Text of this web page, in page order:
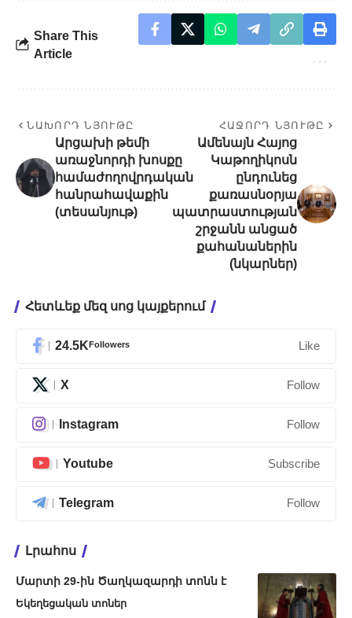
Share This
Article
ՆԱԽՈՐԴ ՆՅՈՒԹԸ
Արցախի թեմի
առաջնորդի խոսքը
համաժողովրդական
հանրահավաքին
(տեսանյութ)
ՀԱՋՈՐԴ ՆՅՈՒԹԸ
Ամենայն Հայոց
Կաթողիկոսն
ընդունեց
քառասնօրյա
պատրաստության
շրջանն անցած
քահանաներին
(նկարներ)
Հետևեք մեզ սոց կայքերում
24.5K Followers Like
X Follow
Instagram Follow
Youtube Subscribe
Telegram Follow
Լրահոս
Մարտի 29-ին Ծաղկազարդի տոնն է
Եկեղեցական տոներ